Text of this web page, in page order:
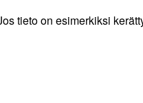
tieto on esimerkiksi